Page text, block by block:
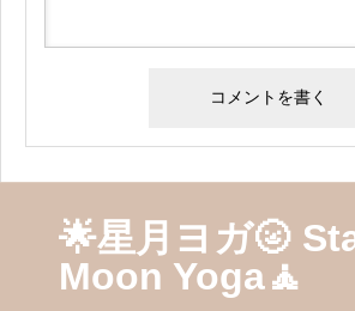
🌟星月ヨガ🌝
Moon Yoga🧘